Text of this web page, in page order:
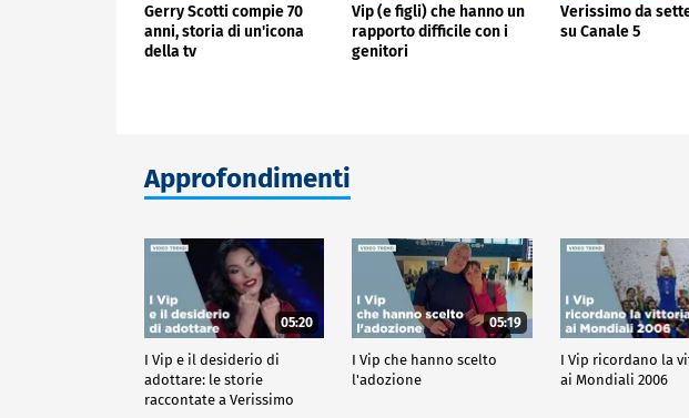
Gerry Scotti compie 70
anni, storia di un'icona
della tv
Vip (e figli) che hanno un
rapporto difficile con i
genitori
Verissimo da
su Canale 5
Approfondimenti
05:20
I Vip e il desiderio di
adottare: le storie
raccontate a Verissimo
05:19
I Vip che hanno scelto
l'adozione
I Vip ricordano la
ai Mondiali 2006